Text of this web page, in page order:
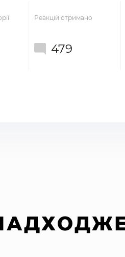
Реакцій отримано
479